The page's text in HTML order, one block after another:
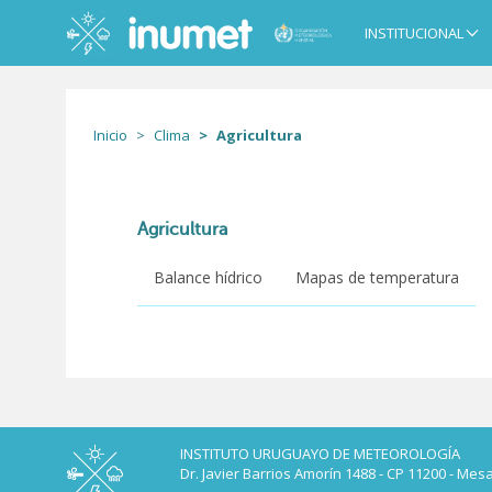
principal
Main
navigation
INSTITUCIONAL
Inicio Clima Agricultura
Agricultura
Balance hídrico Mapas de temperatura
INSTITUTO URUGUAYO DE METEOROLOGÍA
Dr. Javier Barrios Amorín 1488 - CP 11200 -